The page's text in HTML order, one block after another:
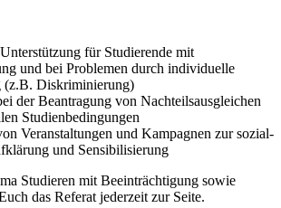
für Studierende mit
und bei Problemen durch individuelle
(z.B. Diskriminierung)
der Beantragung von Nachteilsausgleichen
Studienbedingungen
Veranstaltungen und Kampagnen zur sozial-
und Sensibilisierung
Studieren mit Beeinträchtigung sowie
das Referat jederzeit zur Seite.